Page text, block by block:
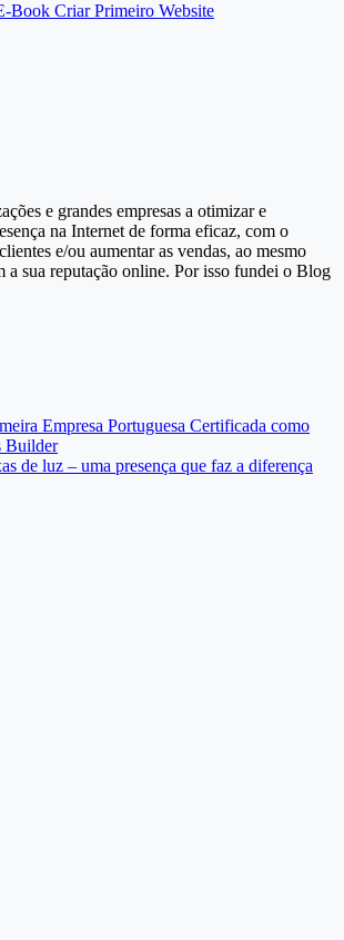
e grandes empresas a otimizar e
na Internet de forma eficaz, com o
e/ou aumentar as vendas, ao mesmo
a sua reputação online. Por isso fundei o Blog
Empresa Portuguesa Certificada como
Builder
de luz – uma presença que faz a diferença